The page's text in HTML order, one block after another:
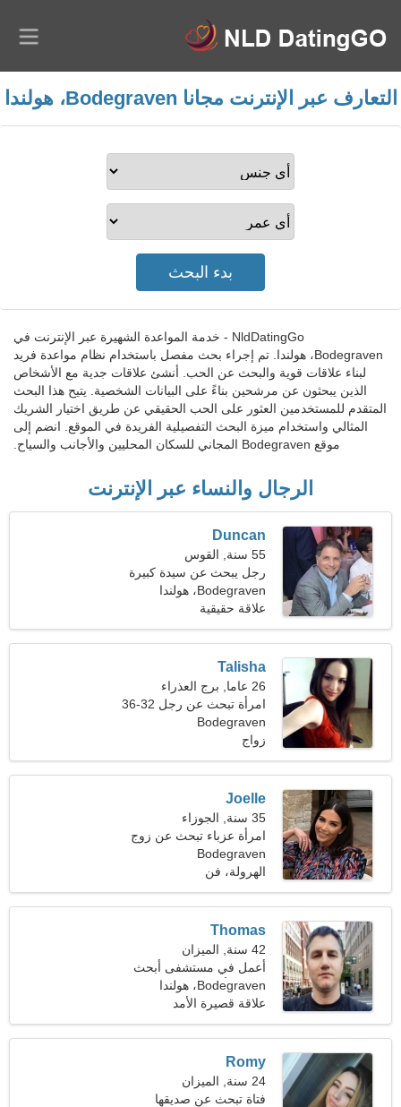
التعارف عبر الإنترنت مجانا Bodegraven، هولندا
NldDatingGo - خدمة المواعدة الشهيرة عبر الإنترنت في
Bodegraven، هولندا. تم إجراء بحث مفصل باستخدام نظام مواعدة فريد
لبناء علاقات قوية والبحث عن الحب. أنشئ علاقات جدية مع الأشخاص
الذين يبحثون عن مرشحين بناءً على البيانات الشخصية. يتيح هذا البحث
المتقدم للمستخدمين العثور على الحب الحقيقي عن طريق اختيار الشريك
المثالي واستخدام ميزة البحث التفصيلية الفريدة في الموقع. انضم إلى
موقع Bodegraven المجاني للسكان المحليين والأجانب والسياح.
الرجال والنساء عبر الإنترنت
Duncan
55 سنة, القوس
رجل يبحث عن سيدة كبيرة
Bodegraven، هولندا
علاقة حقيقية
Talisha
26 عاما, برج العذراء
امرأة تبحث عن رجل 32-36
Bodegraven
زواج
Joelle
35 سنة, الجوزاء
امرأة عزباء تبحث عن زوج
38-46
Bodegraven
الهرولة، فن
Thomas
42 سنة, الميزان
أعمل في مستشفى أبحث
عن امرأة مخلصة
Bodegraven، هولندا
علاقة قصيرة الأمد
Romy
24 سنة, الميزان
فتاة تبحث عن صديقها